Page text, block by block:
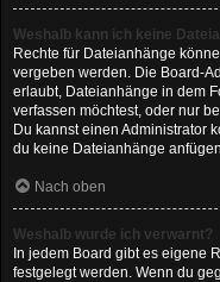
Weshalb kann ich keine
Rechte für Dateianhänge
vergeben werden. Die Board-
erlaubt, Dateianhänge in dem
verfassen möchtest, oder nur
Du kannst einen Administrator
du keine Dateianhänge
Nach oben
Weshalb wurde ich verwarnt?
In jedem Board gibt es eigene
festgelegt werden. Wenn du